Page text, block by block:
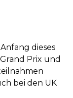
dieses
Prix und
bei den UK